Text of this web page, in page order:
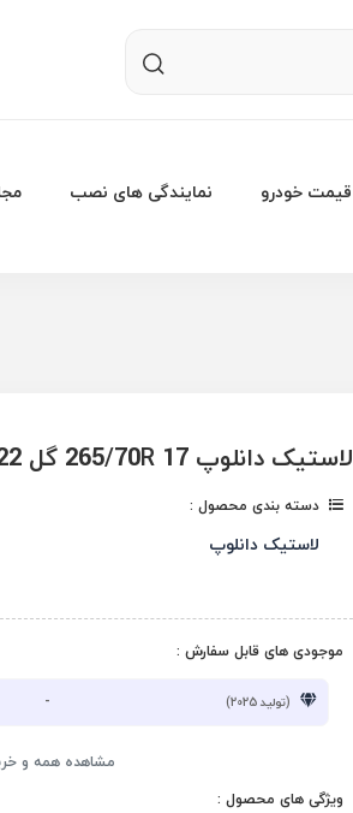
قیمت خودرو نمایندگی های نصب
لاستیک دانلوپ 265/70R 17 گل GRANDTREK AT22
دسته بندی محصول :
لاستیک دانلوپ
موجودی های قابل سفارش :
(تولید 2025) -
مشاهده همه و
ویژگی های محصول :